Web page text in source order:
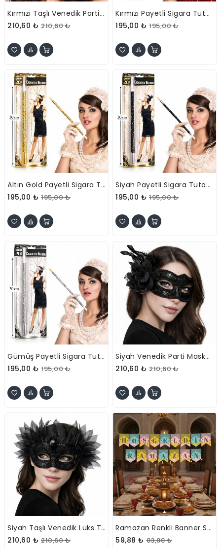
Kırmızı Taşlı Venedik Parti Maskesi – Tüylü Payetli
210,60 ₺ 210,60 ₺
Kırmızı Payetli Sigara Tutacağı
195,00 ₺ 195,00 ₺
Altın Gold Payetli Sigara Tutacağı
195,00 ₺ 195,00 ₺
Siyah Payetli Sigara Tutacağı
195,00 ₺ 195,00 ₺
Gümüş Payetli Sigara Tutacağı
195,00 ₺ 195,00 ₺
Siyah Venedik Parti Maskesi – Çiçekli Tüylü Payetli
210,60 ₺ 210,60 ₺
Siyah Taşlı Venedik Lüks Tüllü Parti Maskesi
210,60 ₺ 210,60 ₺
Ramazan Renkli Banner Süs - Hoşgeldin Ramazan
59,88 ₺ 83,88 ₺